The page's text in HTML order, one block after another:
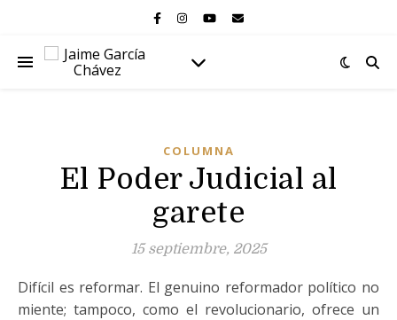
COLUMNA
El Poder Judicial al
garete
15 septiembre, 2025
Difícil es reformar. El genuino reformador político no
miente; tampoco, como el revolucionario, ofrece un